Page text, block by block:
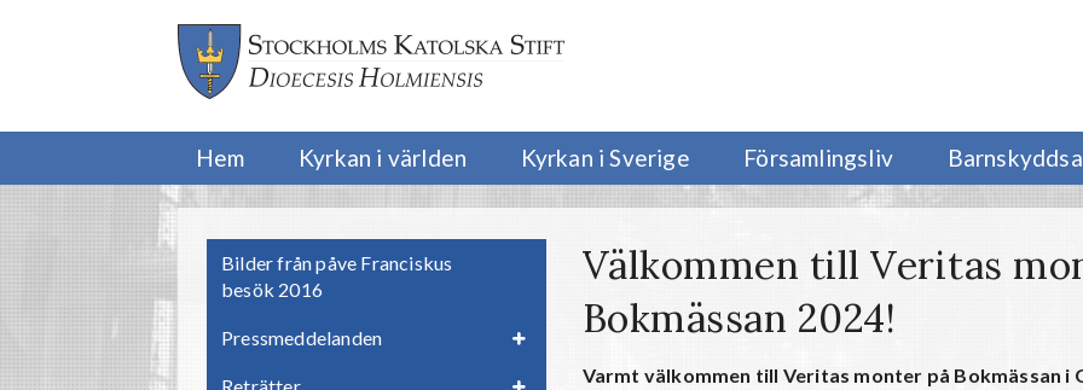
Hem Kyrkan i världen Kyrkan i Sverige Församlingsliv
Bilder från påve Franciskus
besök 2016
Pressmeddelanden
Välkommen till Veritas
Bokmässan 2024!
Varmt välkommen till Veritas monter på Bokmässan i